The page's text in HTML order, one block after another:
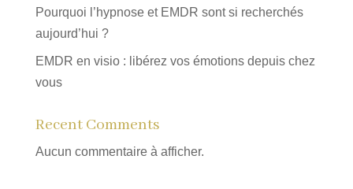
Pourquoi l’hypnose et EMDR sont si recherchés
aujourd’hui ?
EMDR en visio : libérez vos émotions depuis chez
vous
Recent Comments
Aucun commentaire à afficher.